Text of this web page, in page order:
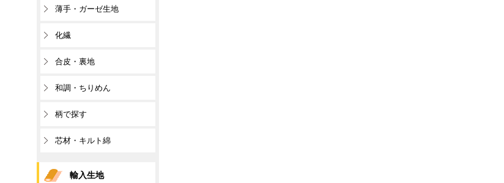
薄手・ガーゼ生地
化繊
合皮・裏地
和調・ちりめん
柄で探す
芯材・キルト綿
輸入生地